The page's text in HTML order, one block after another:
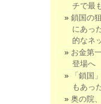
チで最
鎖国の
にあっ
的なネ
お金第
登場へ
「鎖国
もあっ
奥の院